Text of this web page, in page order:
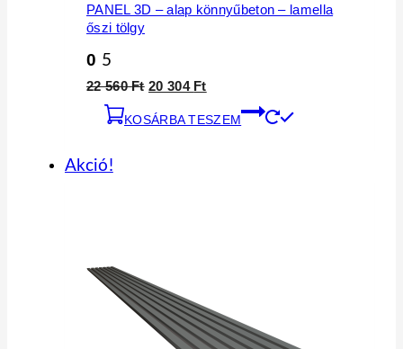
PANEL 3D – alap könnyűbeton – lamella
őszi tölgy
0 5
22 560Ft Original
was:
20 304 FtCurrent
is:
KOSÁRBA TESZEM
Akció!